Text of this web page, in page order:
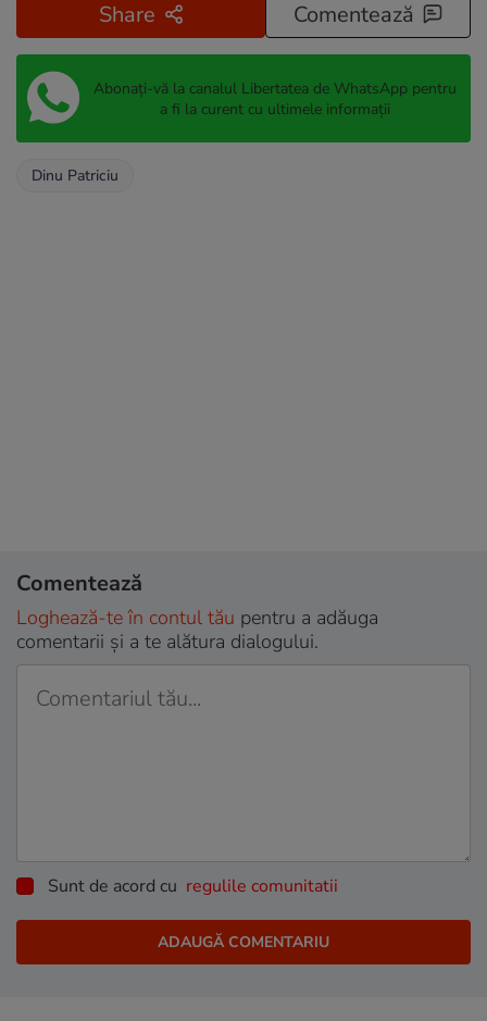
Share Comentează
Abonați-vă la canalul Libertatea de WhatsApp pentru
a fi la curent cu ultimele informații
Dinu Patriciu
Comentează
Loghează-te în contul tău pentru a adăuga
comentarii și a te alătura dialogului.
Sunt de acord cu regulile comunitatii